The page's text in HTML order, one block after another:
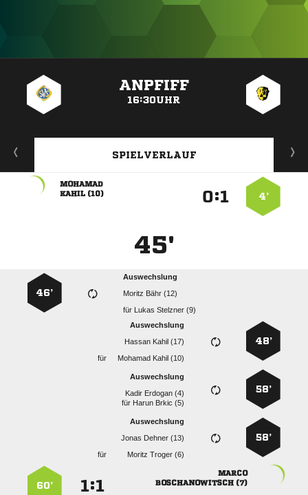
ANPFIFF
16:30UHR
SPIELVERLAUF
4’
:

 
45'
Auswechslung
  
für   
46’
48’
Auswechslung
  
für
  
58’
Auswechslung
  
für   
58’
Auswechslung
  
für
  

 
:
60’